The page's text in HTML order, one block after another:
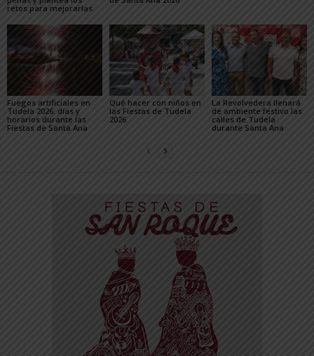
retos para mejorarlas
Fuegos artificiales en
Tudela 2026: días y
horarios durante las
Fiestas de Santa Ana
Qué hacer con niños en
las Fiestas de Tudela
2026
La Revolvedera llenará
de ambiente festivo las
calles de Tudela
durante Santa Ana